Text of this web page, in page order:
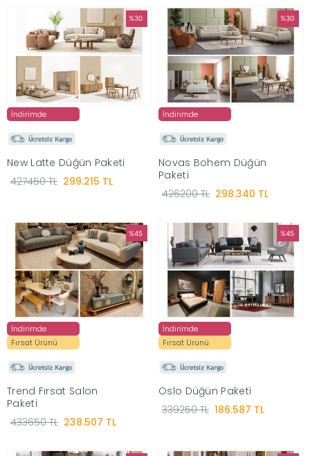
%30
İndirimde
New Latte Düğün Paketi
427450 TL 299.215 TL
%30
İndirimde
Novas Bohem Düğün
Paketi
426200 TL 298.340 TL
%45
İndirimde
Fırsat Ürünü
Trend Fırsat Salon
Paketi
433650 TL 238.507 TL
%45
İndirimde
Fırsat Ürünü
Oslo Düğün Paketi
339250 TL 186.587 TL